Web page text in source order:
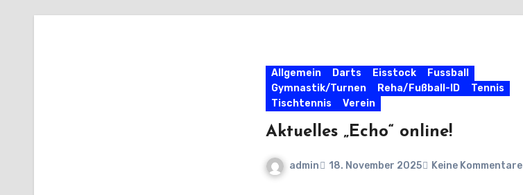
Allgemein Darts Eisstock
Fussball
Gymnastik/Turnen
Reha/Fußball-ID
Tennis
Tischtennis
Verein
Aktuelles „Echo“ online!
admin 18. November 2025 Keine Kommentare